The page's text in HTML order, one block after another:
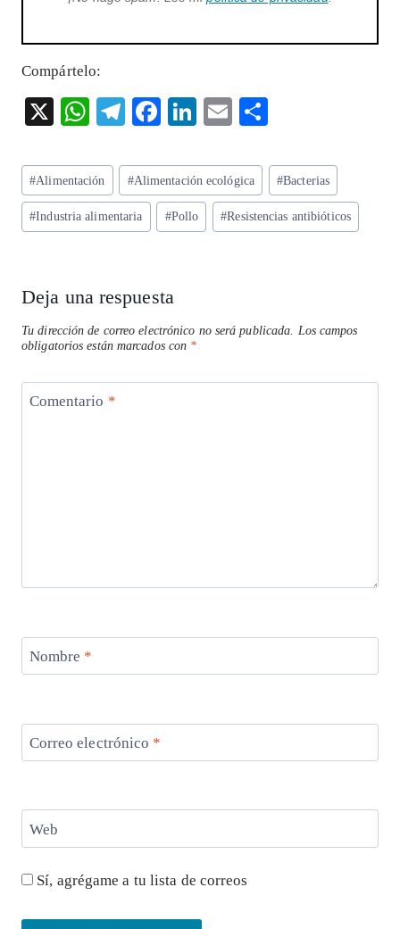
Compártelo:
X
W
ts
A
p
T
eg
ra
m
F
eb
o
o
Li
ke
dI
n
E
ai
l
re
Etiquetas
de
la
#Alimentación #Alimentación ecológica #Bacterias
#Industria alimentaria #Pollo #Resistencias antibióticos
Deja una respuesta
Tu dirección de correo electrónico no será publicada.
Los campos
obligatorios están marcados con *
Comentario *
Nombre *
Correo electrónico *
Web
Sí, agrégame a tu lista de correos